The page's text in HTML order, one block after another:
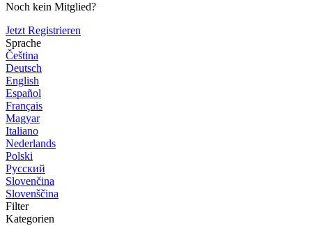
Noch kein Mitglied?
Jetzt Registrieren
Sprache
Čeština
Deutsch
English
Español
Français
Magyar
Italiano
Nederlands
Polski
Русский
Slovenčina
Slovenščina
Filter
Kategorien